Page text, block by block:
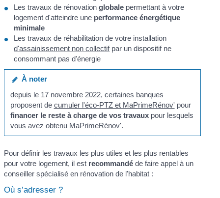
Les travaux de rénovationglobale permettant à votre
logement d'atteindre une performance énergétique
minimale
Les travaux de réhabilitation de votre installation
d'assainissement non collectifpar un dispositif ne
consommant pas d'énergie
À noter
depuis le 17 novembre 2022, certaines banques
proposent de cumuler l'éco-PTZ et MaPrimeRénov' pour
financer le reste à charge de vos travauxpour lesquels
vous avez obtenu MaPrimeRénov'.
Pour définir les travaux les plus utiles et les plus rentables
pour votre logement, il est recommandé de faire appel à un
conseiller spécialisé en rénovation de l'habitat :
Où s’adresser ?